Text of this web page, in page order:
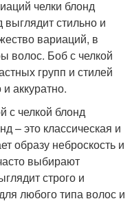
челки блонд
стильно и
вариаций, в
волос. Боб с челкой
групп и стилей
аккуратно.
с челкой блонд
– это классическая и
образу неброскость и
выбирают
строго и
любого типа волос и